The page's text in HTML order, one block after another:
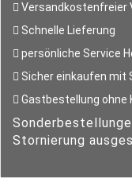
Versandkostenfreier
Schnelle Lieferung
persönliche Service
Sicher einkaufen mit
Gastbestellung ohne
Stornierung